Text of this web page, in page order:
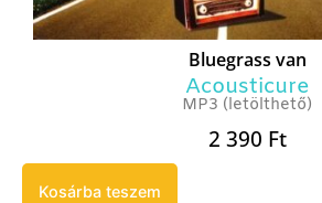
Bluegrass van
Acousticure
MP3 (letölthető)
2 390 Ft
Kosárba teszem